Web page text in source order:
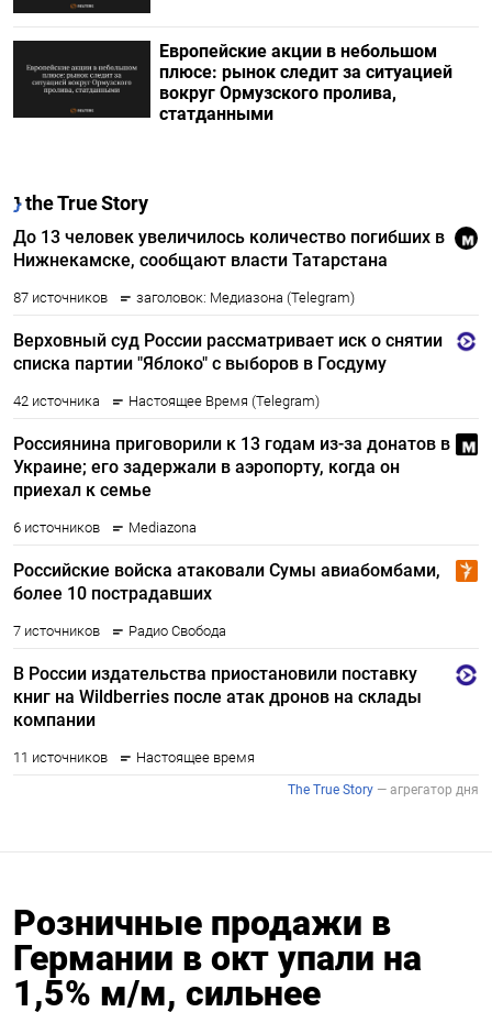
Европейские акции в небольшом
плюсе: рынок следит за ситуацией
вокруг Ормузского пролива,
статданными
Розничные продажи в
Германии в окт упали на
1,5% м/м, сильнее